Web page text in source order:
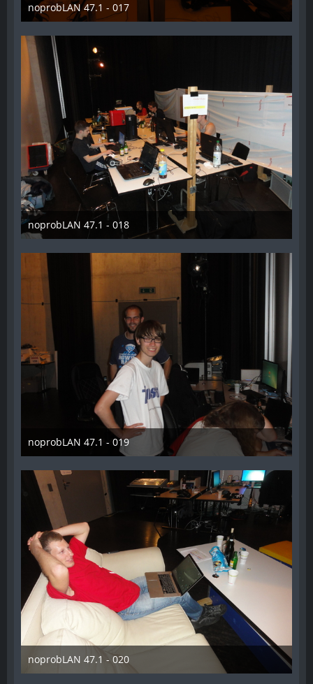
noprobLAN 47.1 - 017
26. Oktober 2014
noprobLAN 47.1 - 018
26. Oktober 2014
noprobLAN 47.1 - 019
26. Oktober 2014
noprobLAN 47.1 - 020
26. Oktober 2014